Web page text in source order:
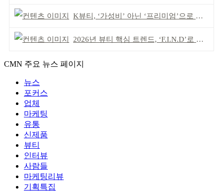
K뷰티, ‘가성비’ 아닌 ‘프리미엄’으로 승부걸어야
2026년 뷰티 핵심 트렌드, ‘F.I.N.D’로 읽는다
CMN 주요 뉴스 페이지
뉴스
포커스
업체
마케팅
유통
신제품
뷰티
인터뷰
사람들
마케팅리뷰
기획특집